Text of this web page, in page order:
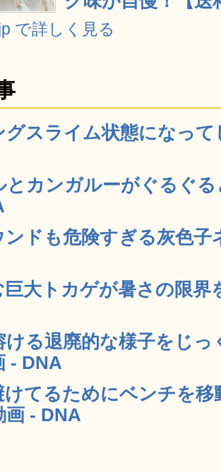
で詳しく見る
グスライム状態になっ
とカンガルーがぐるぐ
ンドも危険すぎる灰色子
巨大トカゲが暑さの限
ける退廃的な様子をじ
- DNA
けてるためにベンチを
画 - DNA